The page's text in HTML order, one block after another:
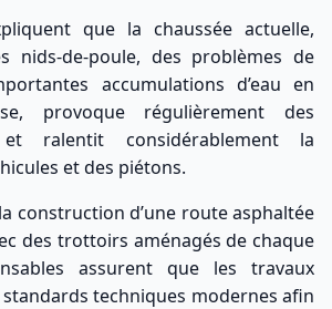
que la chaussée actuelle,
nids-de-poule, des problèmes de
accumulations d’eau en
provoque régulièrement des
et ralentit considérablement la
et des piétons.
construction d’une route asphaltée
des trottoirs aménagés de chaque
assurent que les travaux
techniques modernes afin